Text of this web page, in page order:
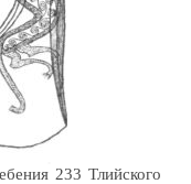
233 Тлийского